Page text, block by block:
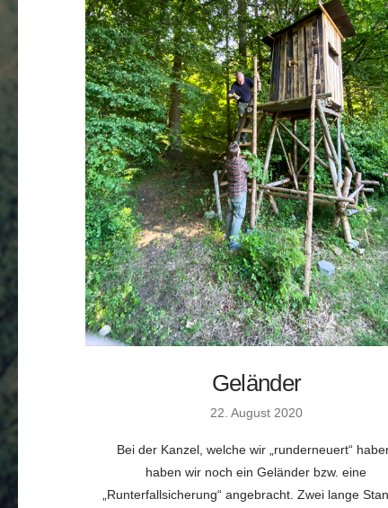
Geländer
22. August 2020
Bei der Kanzel, welche wir „runderneuert“
haben wir noch ein Geländer bzw. eine
„Runterfallsicherung“ angebracht. Zwei lange